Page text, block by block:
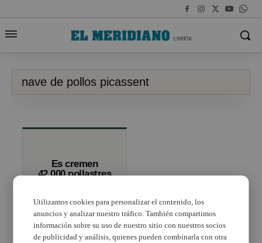
nave de pollos picassent
Es cremen
42.000 pollastres
Picassent
Utilizamos cookies para personalizar el contenido, los
anuncios y analizar nuestro tráfico. También compartimos
información sobre su uso de nuestro sitio con nuestros socios
de publicidad y análisis, quienes pueden combinarla con otra